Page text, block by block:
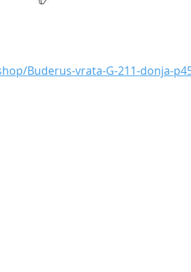
Buderus-vrata-G-211-donja-